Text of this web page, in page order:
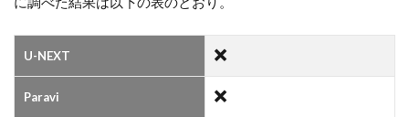
U-NEXT
Paravi